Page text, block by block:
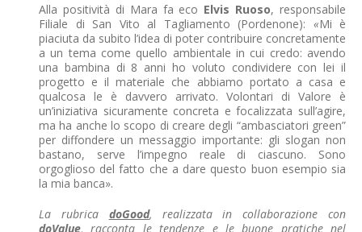
Alla positività di Mara fa eco Elvis Ruoso, responsabile
Filiale di San Vito al Tagliamento (Pordenone): «Mi è
piaciuta da subito l’idea di poter contribuire concretamente
a un tema come quello ambientale in cui credo: avendo
una bambina di 8 anni ho voluto condividere con lei il
progetto e il materiale che abbiamo portato a casa e
qualcosa le è davvero arrivato. Volontari di Valore è
un’iniziativa sicuramente concreta e focalizzata sull’agire,
ma ha anche lo scopo di creare degli “ambasciatori green”
per diffondere un messaggio importante: gli slogan non
bastano, serve l’impegno reale di ciascuno. Sono
orgoglioso del fatto che a dare questo buon esempio sia
la mia banca».
La rubrica doGood, realizzata in collaborazione con
doValue, racconta le tendenze e le buone pratiche nel